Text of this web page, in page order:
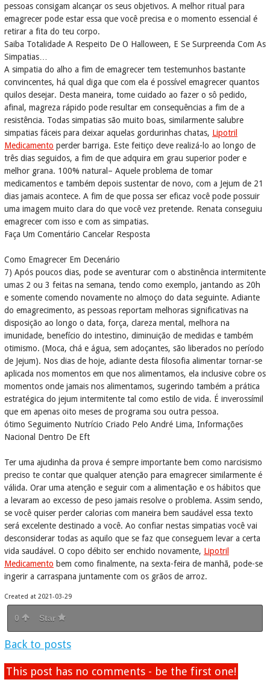
pessoas consigam alcançar os seus objetivos. A melhor ritual para
emagrecer pode estar essa que você precisa e o momento essencial é
retirar a fita do teu corpo.
Saiba Totalidade A Respeito De O Halloween, E Se Surpreenda Com As
Simpatias…
A simpatia do alho a fim de emagrecer tem testemunhos bastante
convincentes, há qual diga que com ela é possível emagrecer quantos
quilos desejar. Desta maneira, tome cuidado ao fazer o sô pedido,
afinal, magreza rápido pode resultar em consequências a fim de a
resistência. Todas simpatias são muito boas, similarmente salubre
simpatias fáceis para deixar aquelas gordurinhas chatas, Lipotril
Medicamento perder barriga. Este feitiço deve realizá-lo ao longo de
três dias seguidos, a fim de que adquira em grau superior poder e
melhor grana. 100% natural– Aquele problema de tomar
medicamentos e também depois sustentar de novo, com a Jejum de 21
dias jamais acontece. A fim de que possa ser eficaz você pode possuir
uma imagem muito clara do que você vez pretende. Renata conseguiu
emagrecer com isso e com as simpatias.
Faça Um Comentário Cancelar Resposta
Como Emagrecer Em Decenário
7) Após poucos dias, pode se aventurar com o abstinência intermitente
umas 2 ou 3 feitas na semana, tendo como exemplo, jantando as 20h
e somente comendo novamente no almoço do data seguinte. Adiante
do emagrecimento, as pessoas reportam melhoras significativas na
disposição ao longo o data, força, clareza mental, melhora na
imunidade, benefício do intestino, diminuição de medidas e também
otimismo. (Moca, chá e água, sem adoçantes, são liberados no período
de Jejum). Nos dias de hoje, adiante desta filosofia alimentar tornar-se
aplicada nos momentos em que nos alimentamos, ela inclusive cobre os
momentos onde jamais nos alimentamos, sugerindo também a prática
estratégica do jejum intermitente tal como estilo de vida. É inverossímil
que em apenas oito meses de programa sou outra pessoa.
ótimo Seguimento Nutrício Criado Pelo André Lima, Informações
Nacional Dentro De Eft
Ter uma ajudinha da prova é sempre importante bem como narcisismo
preciso te contar que qualquer atenção para emagrecer similarmente é
válida. Orar uma atenção e seguir com a alimentação e os hábitos que
a levaram ao excesso de peso jamais resolve o problema. Assim sendo,
se você quiser perder calorias com maneira bem saudável essa texto
será excelente destinado a você. Ao confiar nestas simpatias você vai
desconsiderar todas as aquilo que se faz que conseguem levar a certa
vida saudável. O copo débito ser enchido novamente, Lipotril
Medicamento bem como finalmente, na sexta-feira de manhã, pode-se
ingerir a carraspana juntamente com os grãos de arroz.
Created at 2021-03-29
0 Star
Back to posts
This post has no comments - be the first one!